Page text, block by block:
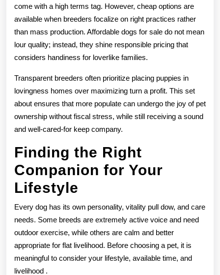
come with a high terms tag. However, cheap options are
available when breeders focalize on right practices rather
than mass production. Affordable dogs for sale do not mean
lour quality; instead, they shine responsible pricing that
considers handiness for loverlike families.
Transparent breeders often prioritize placing puppies in
lovingness homes over maximizing turn a profit. This set
about ensures that more populate can undergo the joy of pet
ownership without fiscal stress, while still receiving a sound
and well-cared-for keep company.
Finding the Right
Companion for Your
Lifestyle
Every dog has its own personality, vitality pull dow, and care
needs. Some breeds are extremely active voice and need
outdoor exercise, while others are calm and better
appropriate for flat livelihood. Before choosing a pet, it is
meaningful to consider your lifestyle, available time, and
livelihood .